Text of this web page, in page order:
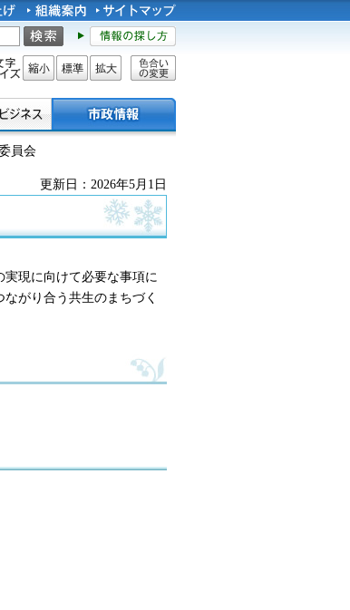
文字サイズ
縮小 標準 拡大
色合い
員会
更新日：2026年5月1日
現に向けて必要な事項に
がり合う共生のまちづく